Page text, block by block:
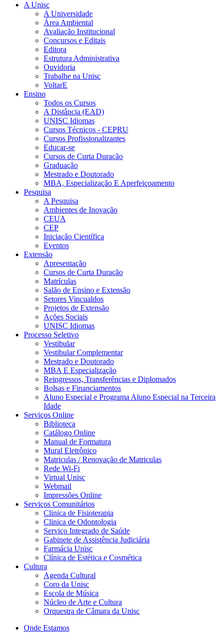
A Unisc
A Universidade
Área Ambiental
Avaliação Institucional
Concursos e Editais
Editora
Estrutura Administrativa
Ouvidoria
Trabalhe na Unisc
VoltarE
Ensino
Todos os Cursos
A Distância (EAD)
UNISC Idiomas
Cursos Técnicos - CEPRU
Cursos Profissionalizantes
Educar-se
Cursos de Curta Duração
Graduação
Mestrado e Doutorado
MBA, Especialização E Aperfeiçoamento
Pesquisa
A Pesquisa
Ambientes de Inovação
CEUA
CEP
Iniciação Científica
Eventos
Extensão
Apresentação
Cursos de Curta Duração
Matrículas
Salão de Ensino e Extensão
Setores Vincualdos
Projetos de Extensão
Ações Sociais
UNISC Idiomas
Processo Seletivo
Vestibular
Vestibular Complementar
Mestrado e Doutorado
MBA E Especialização
Reingressos, Transferências e Diplomados
Bolsas e Financiamentos
Aluno Especial e Programa Aluno Especial na Terceira
Idade
Serviços Online
Biblioteca
Catálogo Online
Manual de Formatura
Mural Eletrônico
Matriculas / Renovação de Matriculas
Rede Wi-Fi
Virtual Unisc
Webmail
Impressões Online
Serviços Comunitários
Clinica de Fisioterapia
Clinica de Odontologia
Serviço Integrado de Saúde
Gabinete de Assistência Judiciária
Farmácia Unisc
Clínica de Estética e Cosmética
Cultura
Agenda Cultural
Coro da Unisc
Escola de Música
Núcleo de Arte e Cultura
Orquestra de Câmara da Unisc
Onde Estamos